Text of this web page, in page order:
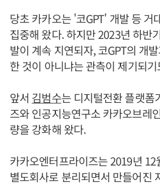
당초 카카오는 '코GPT' 개발 등 거
집중해 왔다. 하지만 2023년 하반
발이 계속 지연되자, 코GPT의 개
한 것이 아니냐는 관측이 제기되
앞서 김범수는 디지털전환 플랫폼
즈와 인공지능연구소 카카오브레
량을 강화해 왔다.
카카오엔터프라이즈는 2019년 12
별도회사로 분리되면서 만들어진